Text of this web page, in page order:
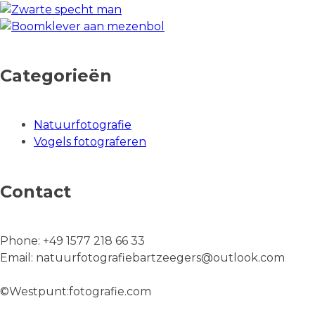
Categorieën
Natuurfotografie
Vogels fotograferen
Contact
Phone: +49 1577 218 66 33
Email: natuurfotografiebartzeegers@outlook.com
©Westpunt:fotografie.com